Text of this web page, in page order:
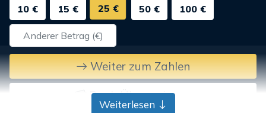
10 €
15 € 25 € 50 € 100 €
Weiter zum Zahlen
Bank-Überweisung
Weiterlesen